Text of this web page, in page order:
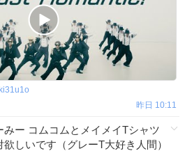
昨日 10:11
みー コムコムとメイメイTシャツ
しいです（グレーT大好き人間）